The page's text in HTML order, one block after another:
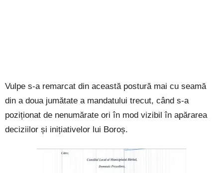
Vulpe s-a remarcat din această postură mai cu seamă
din a doua jumătate a mandatului trecut, când s-a
poziționat de nenumărate ori în mod vizibil în apărarea
deciziilor și inițiativelor lui Boroș.